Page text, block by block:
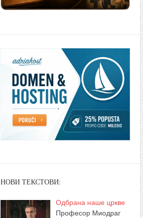
НОВИ ТЕКСТОВИ:
Одбрана наше цркве
Професор Миодраг